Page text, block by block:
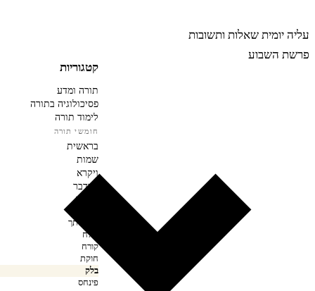
עליה יומית שאלות ותשובות
פרשת השבוע
קטגוריות
תורה ומדע
פסיכולוגיה בתורה
לימוד תורה
חומשי תורה
בראשית
שמות
ויקרא
במדבר
במדבר
בהעלותך
שלח
קורח
חוקת
בלק
פינחס